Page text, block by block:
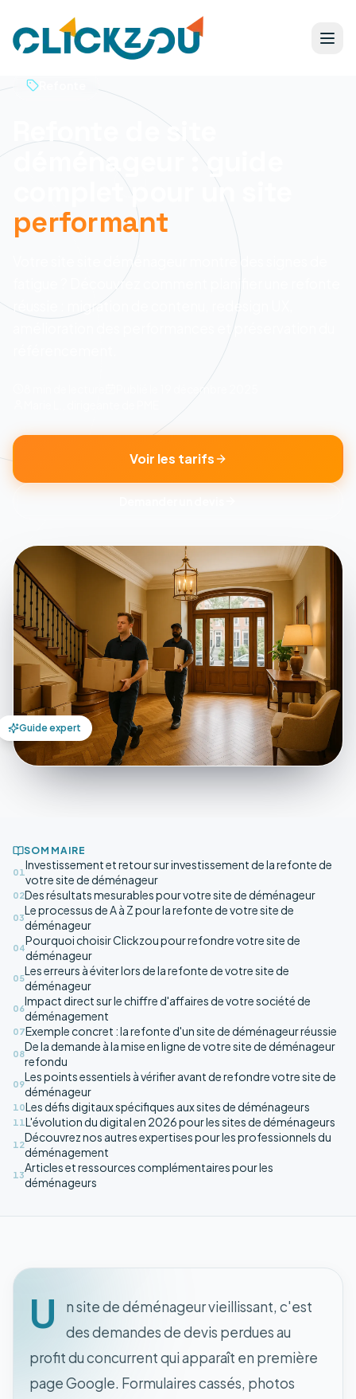
Refonte de site
déménageur : guide
complet pour un site
performant
Votre site site déménageur montre des signes de
fatigue ? Découvrez comment planifier une refonte
réussie : migration de contenu, redesign UX,
amélioration des performances et préservation du
19 décembre 2025
Voir les tarifs
Guide expert
SOMMAIRE
01
Investissement et retour sur investissement de la refonte de
votre site de déménageur
02Des résultats mesurables pour votre site de déménageur
03
Le processus de A à Z pour la refonte de votre site de
déménageur
04
Pourquoi choisir Clickzou pour refondre votre site de
déménageur
05
Les erreurs à éviter lors de la refonte de votre site de
déménageur
06
Impact direct sur le chiffre d'affaires de votre société de
déménagement
07Exemple concret : la refonte d'un site de déménageur réussie
08
De la demande à la mise en ligne de votre site de déménageur
refondu
09
Les points essentiels à vérifier avant de refondre votre site de
déménageur
10Les défis digitaux spécifiques aux sites de déménageurs
11 L'évolution du digital en 2026 pour les sites de déménageurs
12
Découvrez nos autres expertises pour les professionnels du
déménagement
13
Articles et ressources complémentaires pour les
déménageurs
U
n site de déménageur vieillissant, c'est
des demandes de devis perdues au
profit du concurrent qui apparaît en première
page Google. Formulaires cassés, photos